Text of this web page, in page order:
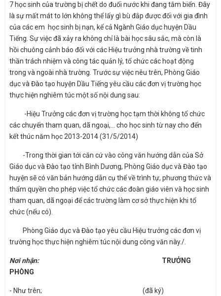
7 học sinh của trường bị chết do đuối nước khi đang tắm biển. Đây
là sự mất mát to lớn không thể lấy gì bù đắp được đối với gia đình
của các em học sinh bị nạn, kể cả Ngành Giáo dục huyện Dầu
Tiếng. Sự việc đã xảy ra không chỉ là bài học sâu sắc, mà còn là
hồi chuông cảnh báo đối với các Hiệu trưởng nhà trường về tinh
thần trách nhiệm và công tác quản lý, tổ chức các hoạt động
trong và ngoài nhà trường. Trước sự việc nêu trên, Phòng Giáo
dục và Đào tạo huyện Dầu Tiếng yêu cầu các đơn vị trường học
thực hiện nghiêm túc một số nội dung sau:
-Hiệu Trưởng các đơn vị trường học tạm thời không tổ chức
các chuyến tham quan, dã ngoại,... cho học sinh từ nay cho đến
kết thúc năm học 2013-2014 (31/5/2014)
-Trong thời gian tới căn cứ vào công văn hướng dẫn của Sở
Giáo dục và Đào tạo tỉnh Bình Dương, Phòng Giáo dục và Đào tạo
huyện sẽ có văn bản hướng dẫn cụ thể về trình tự, phương thức và
thẩm quyền cho phép việc tổ chức các đoàn giáo viên và học sinh
tham quan, dã ngoại để các trường làm cơ sở thực hiện khi tổ
chức (nếu có).
Phòng Giáo dục và Đào tạo yêu cầu Hiệu trưởng các đơn vị
trường học thực hiện nghiêm túc nội dung công văn này./.
Nơi nhận:
TRƯỞNG
PHÒNG
- Như trên; (đã ký)